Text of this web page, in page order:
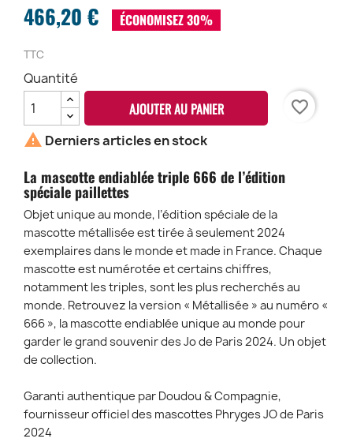
466,20 € ÉCONOMISEZ 30%
TTC
Quantité
AJOUTER AU PANIER favorite_border
 Derniers articles en stock
La mascotte endiablée triple 666 de l’édition
spéciale paillettes
Objet unique au monde, l’édition spéciale de la
mascotte métallisée est tirée à seulement 2024
exemplaires dans le monde et made in France. Chaque
mascotte est numérotée et certains chiffres,
notamment les triples, sont les plus recherchés au
monde. Retrouvez la version « Métallisée » au numéro «
666 », la mascotte endiablée unique au monde pour
garder le grand souvenir des Jo de Paris 2024. Un objet
de collection.
Garanti authentique par Doudou & Compagnie,
fournisseur officiel des mascottes Phryges JO de Paris
2024